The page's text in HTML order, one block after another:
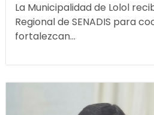
La Municipalidad de Lolol
Regional de SENADIS para
fortalezcan...